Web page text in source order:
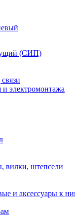
(СИП)
и электромонтажа
вилки, штепсели
и аксессуары к